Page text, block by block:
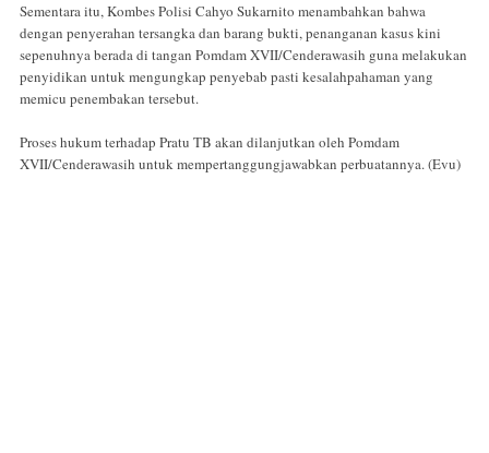
Sementara itu, Kombes Polisi Cahyo Sukarnito menambahkan bahwa
dengan penyerahan tersangka dan barang bukti, penanganan kasus kini
sepenuhnya berada di tangan Pomdam XVII/Cenderawasih guna melakukan
penyidikan untuk mengungkap penyebab pasti kesalahpahaman yang
memicu penembakan tersebut.
Proses hukum terhadap Pratu TB akan dilanjutkan oleh Pomdam
XVII/Cenderawasih untuk mempertanggungjawabkan perbuatannya. (Evu)